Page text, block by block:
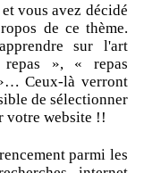
vous avez décidé
de ce thème.
sur l'art
», « repas
Ceux-là verront
de sélectionner
votre website !!
parmi les